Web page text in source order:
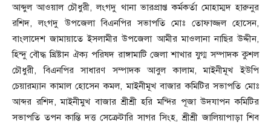
আব্দুল আওয়াল চৌধুরী, লংগদু থানা ভারপ্রাপ্ত কর্মকর্তা মোহাম্মদ হারুনুর
রশিদ, লংগদু উপজেলা বিএনপির সভাপতি মোঃ তোফাজ্জল হোসেন,
বাংলাদেশ জামায়াতে ইসলামীর উপজেলা আমীর মাওলানা নাছির উদ্দীন,
হিন্দু বৌদ্ধ খ্রিষ্টান ঐক্য পরিষদ রাঙ্গামাটি জেলা শাখার যুগ্ম সম্পাদক কুশল
চৌধুরী, বিএনপির সাধারণ সম্পাদক আবুল কালাম, মাইনীমূখ ইউপি
চেয়ারম্যান কামাল হোসেন কমল, মাইনীমূখ বাজার কমিটির সভাপতি মোঃ
আব্দর রশিদ, মাইনীমুখ বাজার শ্রীশ্রী হরি মন্দির পূজা উদযাপন কমিটির
সভাপতি তপন কান্তি দত্ত সেক্রেটারি সাগর সিংহ, শ্রীশ্রী জালিয়াপাড়া শিব